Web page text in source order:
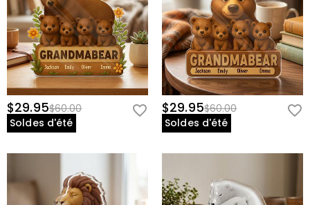
$29.95$60.00
Soldes d'été
$29.95$60.00
Soldes d'été